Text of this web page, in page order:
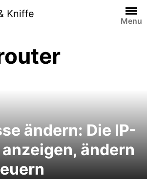
Kniffe
Menu
ändern: Die IP-
ändern